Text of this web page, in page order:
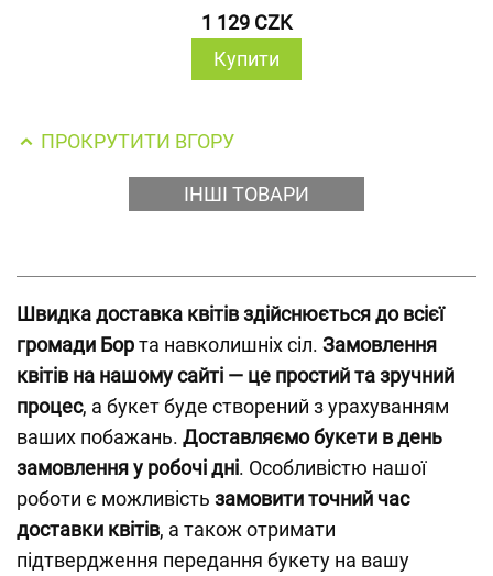
1 129 CZK
Купити
ПРОКРУТИТИ ВГОРУ
ІНШІ ТОВАРИ
Швидка доставка квітів здійснюється до всієї
громади Борта навколишніх сіл. Замовлення
квітів на нашому сайті — це простий та зручний
процес, а букет буде створений з урахуванням
ваших побажань. Доставляємо букети в день
замовлення у робочі дні. Особливістю нашої
роботи є можливість замовити точний час
доставки квітів, а також отримати
підтвердження передання букету на вашу